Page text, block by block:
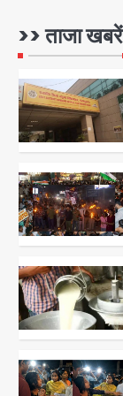
>> ताजा खबरें
1
2
3
4